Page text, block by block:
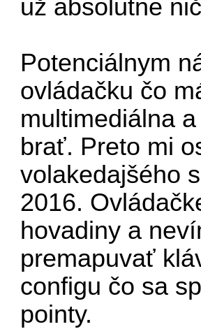
už absolutne
Potenciálnym
ovládačku čo
multimediálna
brať. Preto mi
volakedajšého
2016.
hovadiny a
premapuvať
configu čo sa
pointy.